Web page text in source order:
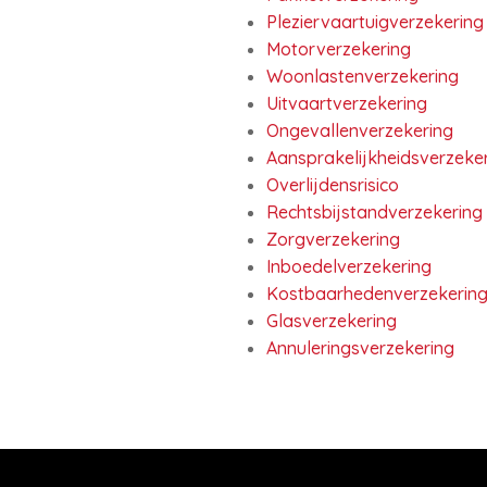
Pleziervaartuigverzekering
Motorverzekering
Woonlastenverzekering
Uitvaartverzekering
Ongevallenverzekering
Overlijdensrisico
Rechtsbijstandverzekering
Zorgverzekering
Inboedelverzekering
Kostbaarhedenverzekering
Glasverzekering
Annuleringsverzekering